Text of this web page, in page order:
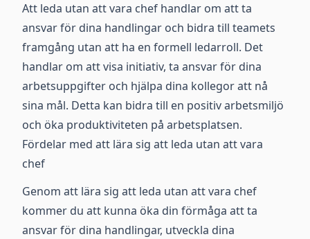
Att leda utan att vara chef handlar om att ta
ansvar för dina handlingar och bidra till teamets
framgång utan att ha en formell ledarroll. Det
handlar om att visa initiativ, ta ansvar för dina
arbetsuppgifter och hjälpa dina kollegor att nå
sina mål. Detta kan bidra till en positiv arbetsmiljö
och öka produktiviteten på arbetsplatsen.
Fördelar med att lära sig att leda utan att vara
chef
Genom att lära sig att leda utan att vara chef
kommer du att kunna öka din förmåga att ta
ansvar för dina handlingar, utveckla dina